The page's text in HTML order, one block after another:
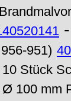
-
951)
10 Stück
Ø 100 mm